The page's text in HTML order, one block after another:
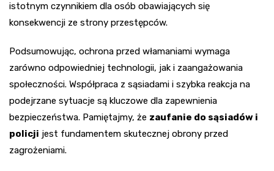
istotnym czynnikiem dla osób obawiających się
konsekwencji ze strony przestępców.
Podsumowując, ochrona przed włamaniami wymaga
zarówno odpowiedniej technologii, jak i zaangażowania
społeczności. Współpraca z sąsiadami i szybka reakcja na
podejrzane sytuacje są kluczowe dla zapewnienia
bezpieczeństwa. Pamiętajmy, że zaufanie do sąsiadów i
policji jest fundamentem skutecznej obrony przed
zagrożeniami.